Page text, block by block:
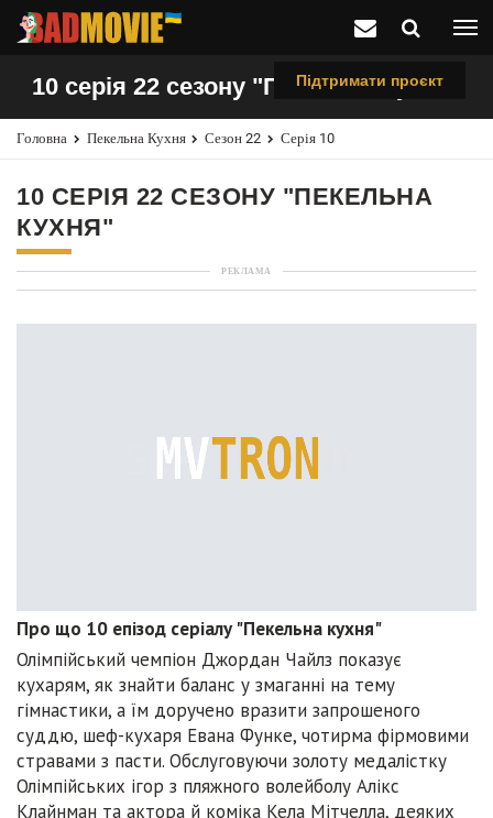
Підтримати проєкт
10 серія 22 сезону "Пекельна кухня"
Головна Пекельна Кухня Сезон 22 Серія 10
10 СЕРІЯ 22 СЕЗОНУ "ПЕКЕЛЬНА
КУХНЯ"
РЕКЛАМА
Про що 10 епізод серіалу "Пекельна кухня"
Олімпійський чемпіон Джордан Чайлз показує
кухарям, як знайти баланс у змаганні на тему
гімнастики, а їм доручено вразити запрошеного
суддю, шеф-кухаря Евана Функе, чотирма фірмовими
стравами з пасти. Обслуговуючи золоту медалістку
Олімпійських ігор з пляжного волейболу Алікс
Клайнман та актора й коміка Кела Мітчелла, деяких